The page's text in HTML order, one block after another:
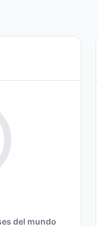
del mundo